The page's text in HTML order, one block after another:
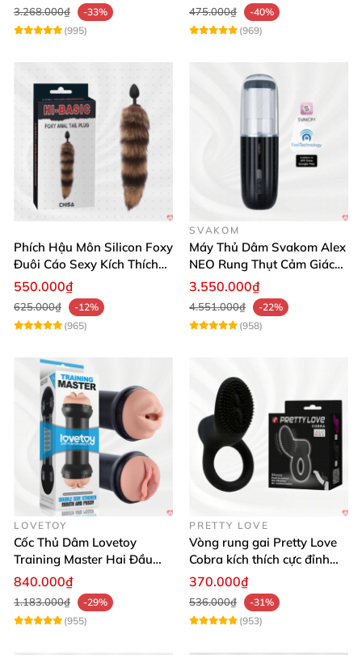
3.268.000₫
-33%
(995)
475.000₫
-40%
(969)
Phích Hậu Môn Silicon Foxy
Đuôi Cáo Sexy Kích Thích
Đỉnh Cao
550.000₫
625.000₫
-12%
(965)
SVAKOM
Máy Thủ Dâm Svakom Alex
NEO Rung Thụt Cảm Giác
Thật, App Điều Khiển
3.550.000₫
4.551.000₫
-22%
(958)
LOVETOY
Cốc Thủ Dâm Lovetoy
Training Master Hai Đầu
Siêu Thật, Tăng Khoái Cảm
840.000₫
1.183.000₫
-29%
(955)
PRETTY LOVE
Vòng rung gai Pretty Love
Cobra kích thích cực đỉnh
trải nghiệm
370.000₫
536.000₫
-31%
(953)